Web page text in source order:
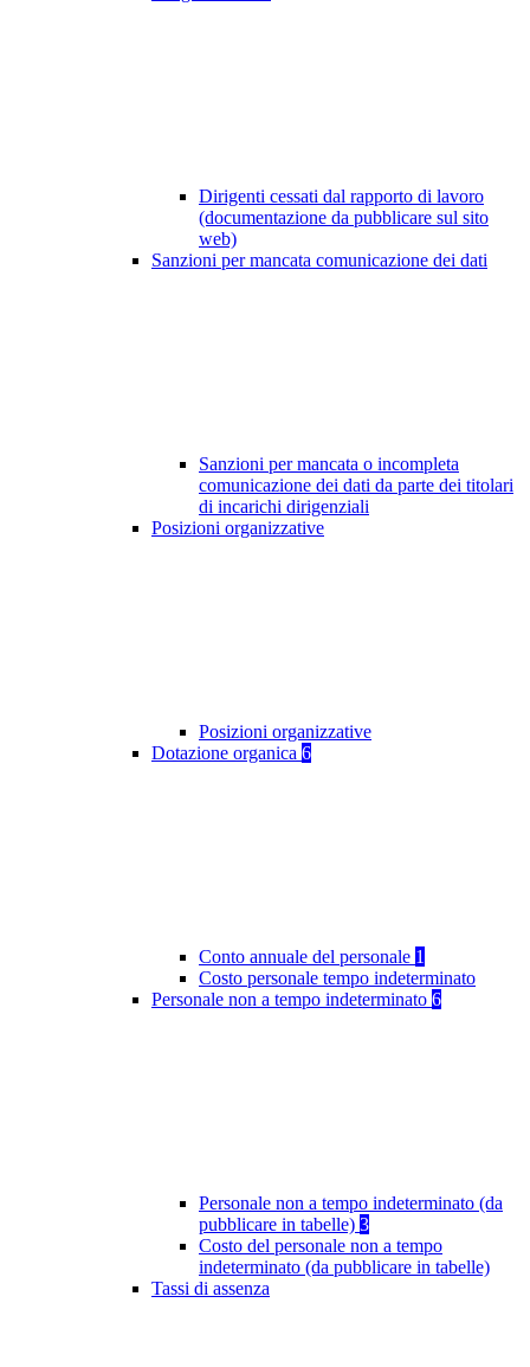
Dirigenti cessati dal rapporto di lavoro
(documentazione da pubblicare sul sito
web)
Sanzioni per mancata comunicazione dei dati
Sanzioni per mancata o incompleta
comunicazione dei dati da parte dei titolari
di incarichi dirigenziali
Posizioni organizzative
Posizioni organizzative
Dotazione organica 6
Conto annuale del personale 1
Costo personale tempo indeterminato
Personale non a tempo indeterminato 6
Personale non a tempo indeterminato (da
pubblicare in tabelle) 3
Costo del personale non a tempo
indeterminato (da pubblicare in tabelle)
Tassi di assenza